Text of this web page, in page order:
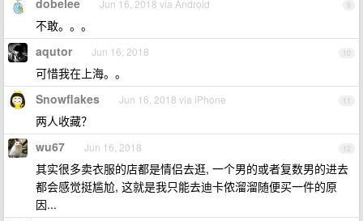
9
dobelee Jun 16, 2018 via Android
不敢。。。
10
aqutor Jun 16, 2018
可惜我在上海。。
11
Snowflakes Jun 16, 2018 via iPhone
两人收藏？
12
wu67 Jun 16, 2018
其实很多卖衣服的店都是情侣去逛, 一个男的或者复数男的进去
都会感觉挺尴尬, 这就是我只能去迪卡侬溜溜随便买一件的原
因...